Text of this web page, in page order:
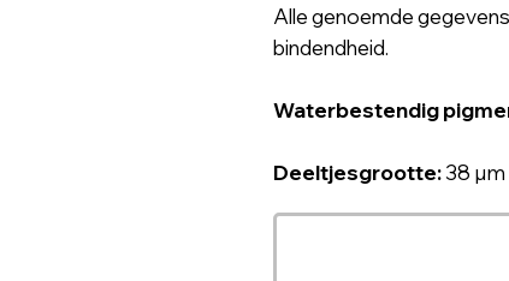
Alle genoemde
bindendheid.
Waterbestendig
Deeltjesgrootte:38 µm